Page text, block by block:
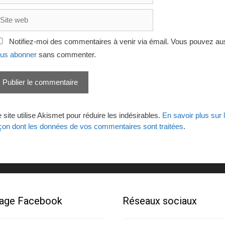
Notifiez-moi des commentaires à venir via émail. Vous pouvez
abonner sans commenter.
site utilise Akismet pour réduire les indésirables. En savoir plus sur
dont les données de vos commentaires sont traitées.
Facebook Réseaux sociaux